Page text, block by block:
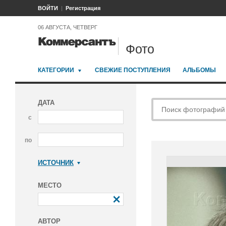
ВОЙТИ Регистрация
06 АВГУСТА, ЧЕТВЕРГ
Фото
КАТЕГОРИИ СВЕЖИЕ ПОСТУПЛЕНИЯ АЛЬБОМЫ
ДАТА
с
по
ИСТОЧНИК
МЕСТО
АВТОР